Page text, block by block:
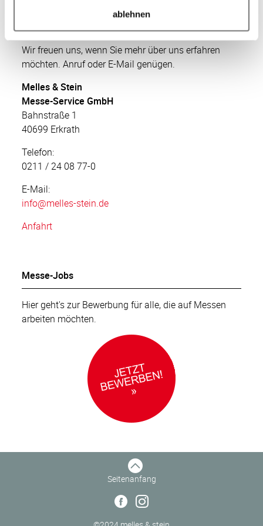
ablehnen
und wählen die jeweils nachhaltigsten Produkte
Holztabletts zeigen wir: Nachhaltigkeit geht auch
chic! Wir setzen konsequent auf Mehrweg-
Produkte, wo immer es möglich ist. Bei Einweg-
Produkten wie Servietten verwenden wir
recycelte Materialien.
Neben Gläsern, Geschirr und Besteck sorgen wir
auch für Kaffeemaschinen, Zapfanlagen,
Küchengeräte und sämtliches Kleinmaterial. Wir
statten Küche, Service und Bar komplett aus und
arbeiten bei der Planung der perfekten
Workflows eng mit Ihrem Messebauer
Wir freuen uns, wenn Sie mehr über uns erfahren
möchten. Anruf oder E-Mail genügen.
Melles & Stein
Messe-Service GmbH
Bahnstraße 1
40699 Erkrath
Telefon:
0211 / 24 08 77-0
E-Mail:
info@melles-stein.de
Anfahrt
Messe-Jobs
Hier geht's zur Bewerbung für alle, die auf Messen
arbeiten möchten.
Seitenanfang